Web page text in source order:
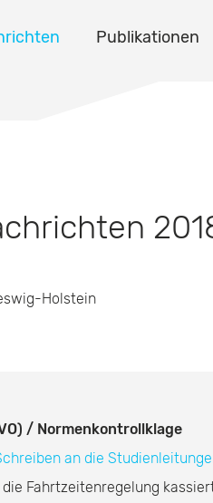
Publikationen
Holstein
/ Normenkontrollklage
an die
Fahrtzeitenregelung